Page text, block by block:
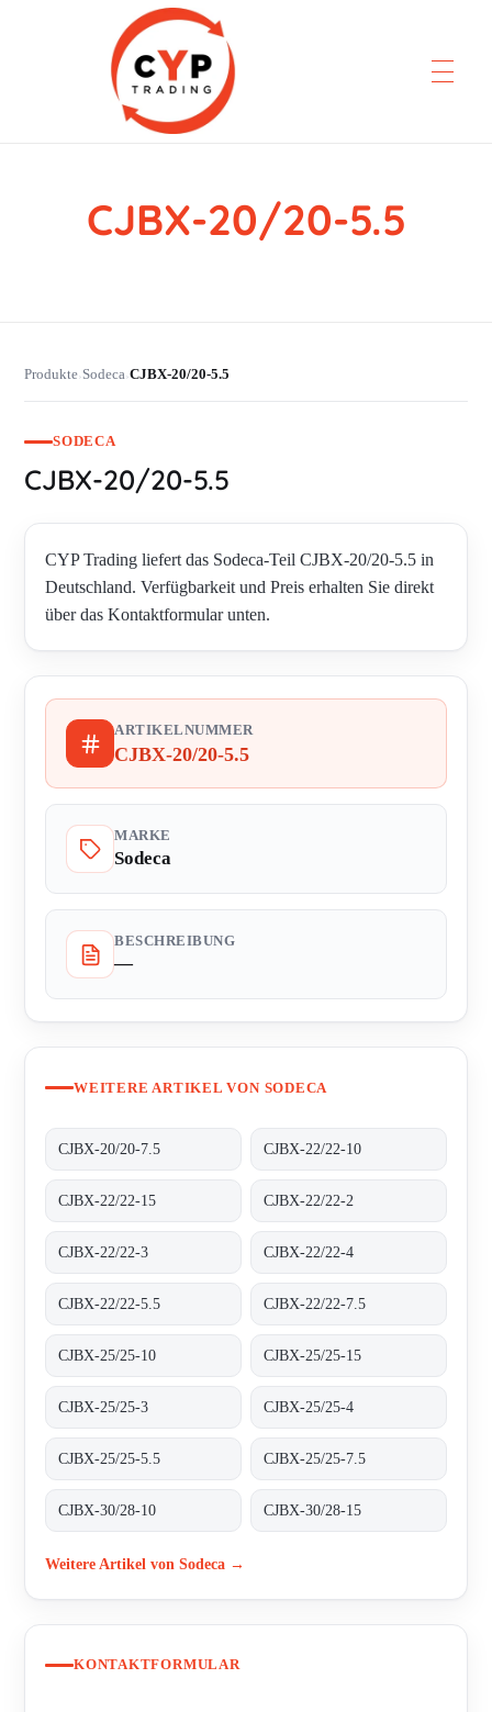
CYP Trading
Professionelle Ersatzteilbeschaffung
CJBX-20/20-5.5
Produkte›Sodeca›CJBX-20/20-5.5
SODECA
CJBX-20/20-5.5
CYP Trading liefert das Sodeca-Teil CJBX-20/20-5.5 in
Deutschland. Verfügbarkeit und Preis erhalten Sie direkt
über das Kontaktformular unten.
ARTIKELNUMMER
CJBX-20/20-5.5
MARKE
Sodeca
BESCHREIBUNG
—
WEITERE ARTIKEL VON SODECA
CJBX-20/20-7.5 CJBX-22/22-10
CJBX-22/22-15 CJBX-22/22-2
CJBX-22/22-3 CJBX-22/22-4
CJBX-22/22-5.5 CJBX-22/22-7.5
CJBX-25/25-10 CJBX-25/25-15
CJBX-25/25-3 CJBX-25/25-4
CJBX-25/25-5.5 CJBX-25/25-7.5
CJBX-30/28-10 CJBX-30/28-15
Weitere Artikel von Sodeca →
KONTAKTFORMULAR